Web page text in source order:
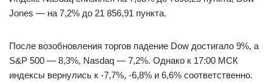
Jones — на 7,2% до 21 856,91 пункта.
После возобновления торгов падение Dow достигало 9%, а
S&P 500 — 8,3%, Nasdaq — 7,2%. Однако к 17:00 МСК
индексы вернулись к -7,7%, -6,8% и 6,6% соответственно.